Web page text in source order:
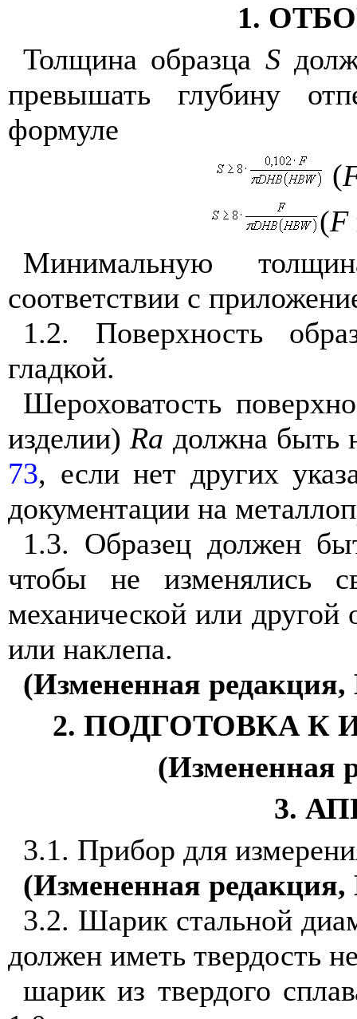
1.
Толщина образца S
превышать глубину
формуле
(
(F
Минимальную
соответствии с
1.2. Поверхность
гладкой.
Шероховатость
изделии) Ra должна быть
73, если нет других
документации на
1.3. Образец должен
чтобы не изменялись
механической или другой
или наклепа.
(Измененная
2. ПОДГОТОВКА К
(Измененная
3.
3.1. Прибор для
(Измененная
3.2. Шарик стальной
должен иметь твердость
шарик из твердого